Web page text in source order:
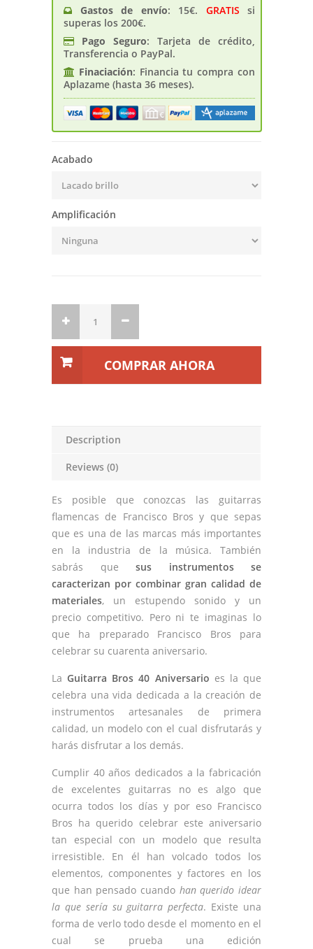
Gastos de enví­o: 15€. GRATIS si
superas los 200€.
Pago Seguro: Tarjeta de crédito,
Transferencia o PayPal.
Finaciación: Financia tu compra con
Aplazame (hasta 36 meses).
Acabado
Amplificación
COMPRAR AHORA
Description
Reviews (0)
Es posible que conozcas las guitarras
flamencas de Francisco Bros y que sepas
que es una de las marcas más importantes
en la industria de la música. También
sabrás que sus instrumentos se
caracterizan por combinar gran calidad de
materiales, un estupendo sonido y un
precio competitivo. Pero ni te imaginas lo
que ha preparado Francisco Bros para
celebrar su cuarenta aniversario.
La Guitarra Bros 40 Aniversario es la que
celebra una vida dedicada a la creación de
instrumentos artesanales de primera
calidad, un modelo con el cual disfrutarás y
harás disfrutar a los demás.
Cumplir 40 años dedicados a la fabricación
de excelentes guitarras no es algo que
ocurra todos los días y por eso Francisco
Bros ha querido celebrar este aniversario
tan especial con un modelo que resulta
irresistible. En él han volcado todos los
elementos, componentes y factores en los
que han pensado cuando han querido idear
la que sería su guitarra perfecta. Existe una
forma de verlo todo desde el momento en el
cual se prueba una edición